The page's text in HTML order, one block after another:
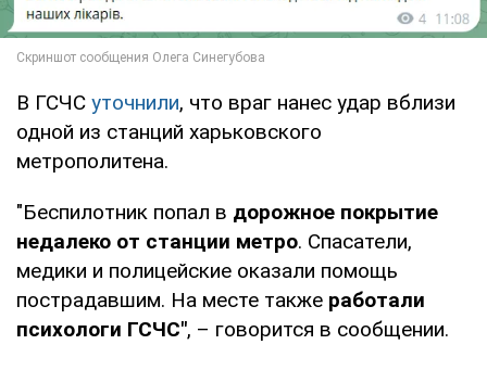
В ГСЧС уточнили, что враг нанес удар вблизи
одной из станций харьковского
метрополитена.
"Беспилотник попал в дорожное покрытие
недалеко от станции метро. Спасатели,
медики и полицейские оказали помощь
пострадавшим. На месте также работали
психологи ГСЧС", – говорится в сообщении.